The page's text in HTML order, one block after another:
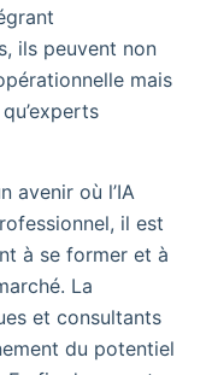
ils peuvent non
mais
avenir où l’IA
il est
à se former et à
La
et consultants
du potentiel